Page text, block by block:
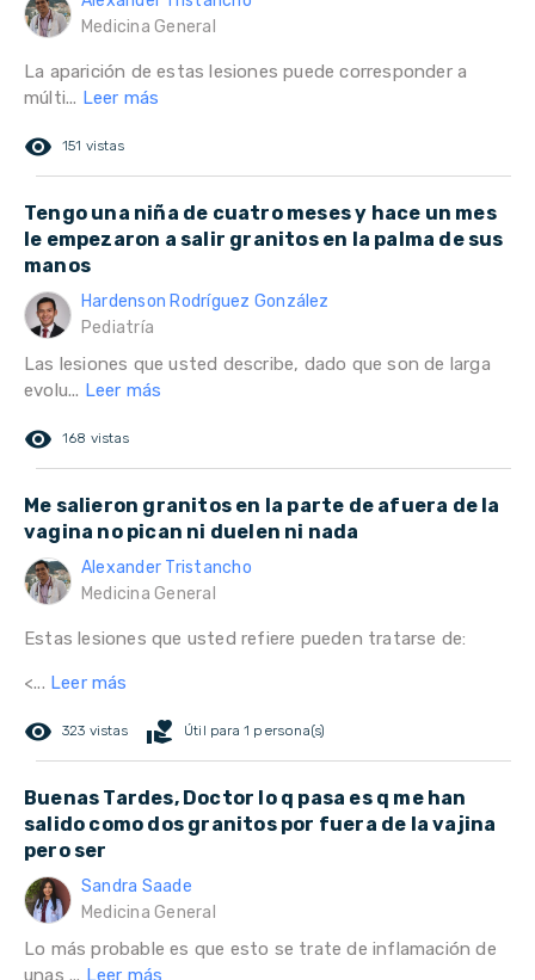
Medicina General
La aparición de estas lesiones puede corresponder a
múlti... Leer más
remove_red_eye 151 vistas
Tengo una niña de cuatro meses y hace un mes
le empezaron a salir granitos en la palma de sus
manos
Hardenson Rodríguez González
Pediatría
Las lesiones que usted describe, dado que son de larga
evolu... Leer más
remove_red_eye 168 vistas
Me salieron granitos en la parte de afuera de la
vagina no pican ni duelen ni nada
Alexander Tristancho
Medicina General
Estas lesiones que usted refiere pueden tratarse de:
<... Leer más
remove_red_eye 323 vistas volunteer_activism Útil para 1 persona(s)
Buenas Tardes, Doctor lo q pasa es q me han
salido como dos granitos por fuera de la vajina
pero ser
Sandra Saade
Medicina General
Lo más probable es que esto se trate de inflamación de
unas ... Leer más